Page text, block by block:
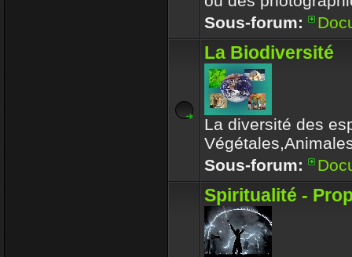
Sous-forum:
La Biodiversité
La diversité des
Sous-forum:
Spiritualité -